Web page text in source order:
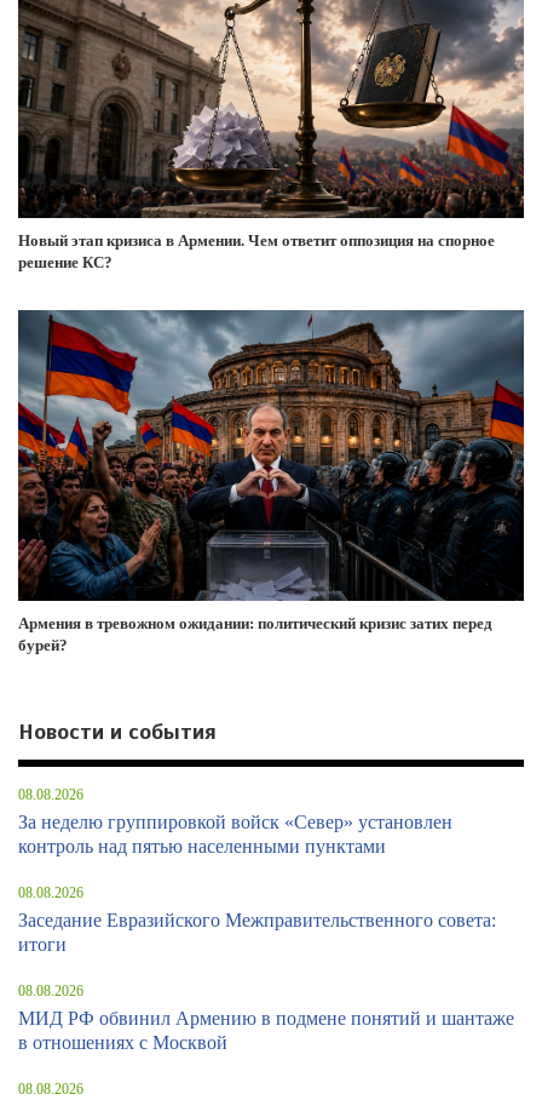
Новый этап кризиса в Армении. Чем ответит оппозиция на спорное
решение КС?
Армения в тревожном ожидании: политический кризис затих перед
бурей?
Новости и события
08.08.2026
За неделю группировкой войск «Север» установлен
контроль над пятью населенными пунктами
08.08.2026
Заседание Евразийского Межправительственного совета:
итоги
08.08.2026
МИД РФ обвинил Армению в подмене понятий и шантаже
в отношениях с Москвой
08.08.2026